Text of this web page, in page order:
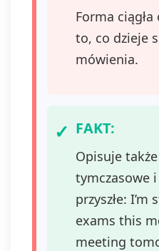
Forma
to, co dzieje
mówienia.
FAKT:
Opisuje
tymczasowe
przyszłe:
exams this
meeting